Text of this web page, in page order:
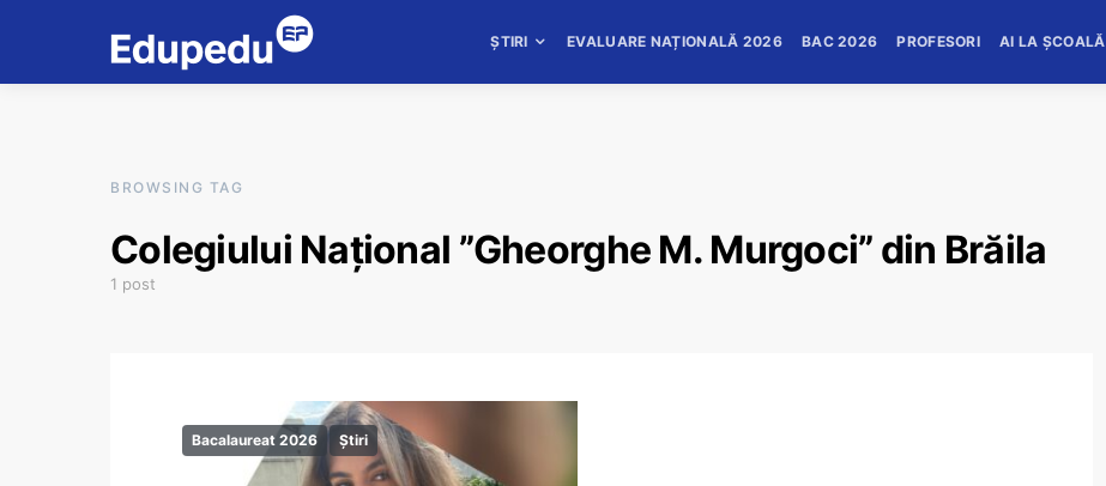
ȘTIRI EVALUARE NAȚIONALĂ 2026 BAC 2026 PROFESORI AI LA ȘCOALĂ
BROWSING TAG
Colegiului Național ”Gheorghe M. Murgoci” din Brăila
1 post
Bacalaureat 2026 Știri